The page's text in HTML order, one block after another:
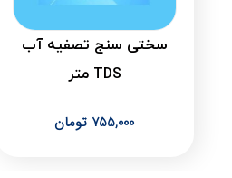
سختی سنج تصفیه آب
TDS متر
755,000 تومان